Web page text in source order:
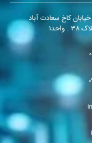
کاخ سعادت آباد